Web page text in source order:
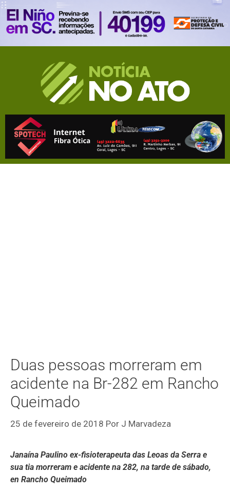
Duas pessoas morreram em
acidente na Br-282 em Rancho
Queimado
25 de fevereiro de 2018 Por J Marvadeza
Janaína Paulino ex-fisioterapeuta das Leoas da Serra e
sua tia morreram e acidente na 282, na tarde de sábado,
en Rancho Queimado